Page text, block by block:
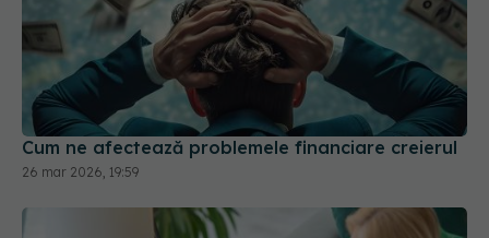
Cum ne afectează problemele financiare creierul
26 mar 2026, 19:59